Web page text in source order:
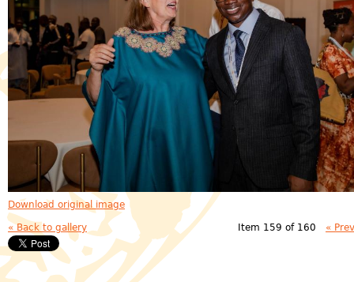
Download original image
« Back to gallery Item 159 of 160 «